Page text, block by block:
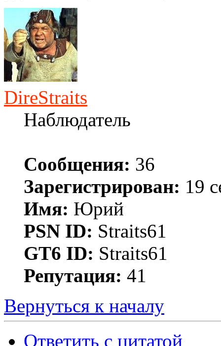
DireStraits
Наблюдатель
Сообщения: 36
Зарегистрирован: 19
Имя: Юрий
PSN ID: Straits61
GT6 ID: Straits61
Репутация: 41
Вернуться к началу
Ответить с цитатой